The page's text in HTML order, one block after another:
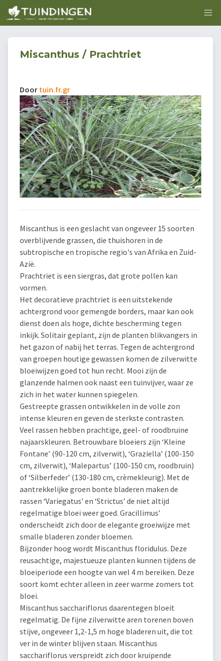
Miscanthus / Prachtriet
Door tuin.fr.gr
Miscanthus is een geslacht van ongeveer 15 soorten
overblijvende grassen, die thuishoren in de
subtropische en tropische regio's van Afrika en Zuid-
Azië.
Prachtriet is een siergras, dat grote pollen kan
vormen.
Het decoratieve prachtriet is een uitstekende
achtergrond voor gemengde borders, maar kan ook
dienst doen als hoge, dichte bescherming tegen
inkijk. Solitair geplant, zijn de planten blikvangers in
het gazon of nabij het terras. Tegen de achtergrond
van groepen houtige gewassen komen de zilverwitte
bloeiwijzen goed tot hun recht. Mooi zijn de
glanzende halmen ook naast een tuinvijver, waar ze
zich in het water kunnen spiegelen.
Gestreepte grassen ontwikkelen in de volle zon
intense kleuren en geven de sterkste contrasten.
Veel rassen hebben prachtige, geel- of roodbruine
najaarskleuren. Betrouwbare bloeiers zijn ‘Kleine
Fontane’ (90-120 cm, zilverwit), ‘Graziella’ (100-150
cm, zilverwit), ‘Malepartus’ (100-150 cm, roodbruin)
of ‘Silberfeder’ (130-180 cm, crèmekleurig). Met de
aantrekkelijke groen bonte bladeren maken de
rassen ‘Variegatus’ en ‘Strictus’ de niet altijd
regelmatige bloei weer goed. Gracillimus’
onderscheidt zich door de elegante groeiwijze met
smalle bladeren zonder bloemen.
Bijzonder hoog wordt Miscanthus floridulus. Deze
reusachtige, majestueuze planten kunnen tijdens de
bloeiperiode een hoogte van wel 4 m bereiken. Deze
soort komt echter alleen in zeer warme zomers tot
bloei.
Miscanthus sacchariflorus daarentegen bloeit
regelmatig. De fijne zilverwitte aren torenen boven
stijve, ongeveer 1,2-1,5 m hoge bladeren uit, die tot
ver in de winter blijven staan. Miscanthus
sacchariflorus verspreidt zich door kruipende